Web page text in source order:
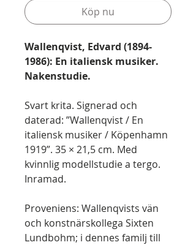
Köp nu
Wallenqvist, Edvard (1894-
1986): En italiensk musiker.
Nakenstudie.
Svart krita. Signerad och
daterad: ”Wallenqvist / En
italiensk musiker / Köpenhamn
1919”. 35 × 21,5 cm. Med
kvinnlig modellstudie a tergo.
Inramad.
Proveniens: Wallenqvists vän
och konstnärskollega Sixten
Lundbohm; i dennes familj till